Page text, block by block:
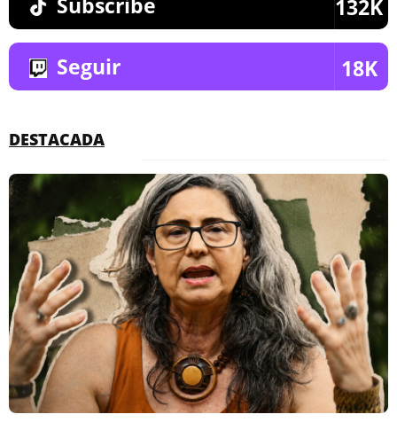
132K
Seguir 18K
DESTACADA